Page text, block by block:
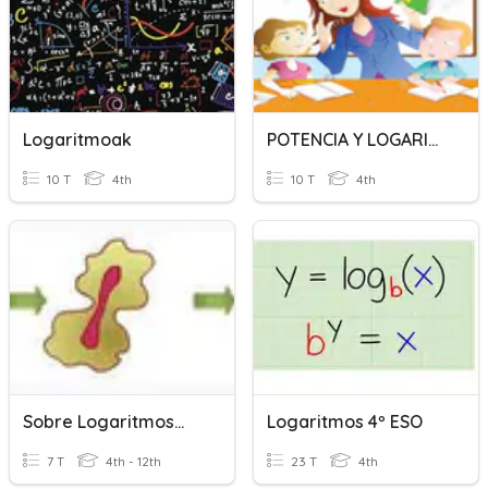
Logaritmoak
10 T 4th
POTENCIA Y LOGARITMO
10 T 4th
Sobre Logaritmos...
7 T 4th - 12th
Logaritmos 4º ESO
23 T 4th